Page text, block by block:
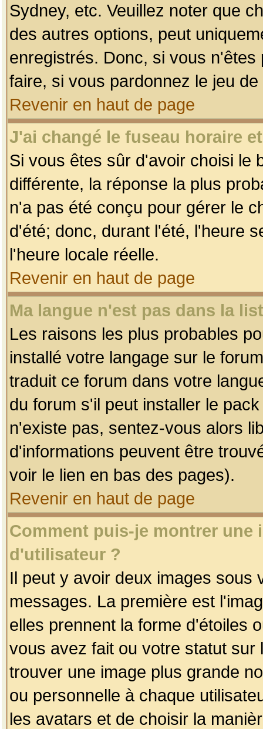
Sydney, etc. Veuillez noter que
des autres options, peut
enregistrés. Donc, si vous
faire, si vous pardonnez le jeu
Revenir en haut de page
J'ai changé le fuseau horaire
Si vous êtes sûr d'avoir choisi le
différente, la réponse la plus
n'a pas été conçu pour gérer le
d'été; donc, durant l'été, l'heure
l'heure locale réelle.
Revenir en haut de page
Ma langue n'est pas dans la
Les raisons les plus probables
installé votre langage sur le
traduit ce forum dans votre
du forum s'il peut installer le
n'existe pas, sentez-vous alors
d'informations peuvent être
voir le lien en bas des pages).
Revenir en haut de page
Comment puis-je montrer une
d'utilisateur ?
Il peut y avoir deux images sous
messages. La première est
elles prennent la forme d'étoiles
vous avez fait ou votre statut
trouver une image plus grande
ou personnelle à chaque
les avatars et de choisir la